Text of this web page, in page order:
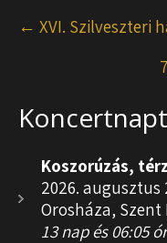
Post
navigation
← XVI. Szilveszteri
Koszorúzás,
2026. augusztus
Orosháza,
13 nap és 06:05